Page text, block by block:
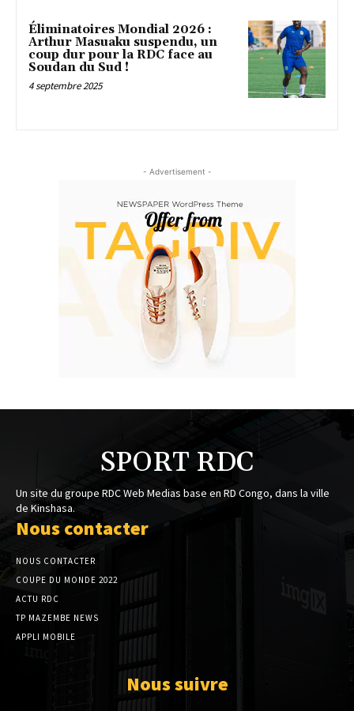
Éliminatoires Mondial 2026 :
Arthur Masuaku suspendu, un
coup dur pour la RDC face au
Soudan du Sud !
4 septembre 2025
- Advertisement -
SPORT RDC
Un site du groupe RDC Web Medias base en RD Congo, dans la ville
de Kinshasa.
Nous contacter
NOUS CONTACTER
COUPE DU MONDE 2022
ACTU RDC
TP MAZEMBE NEWS
APPLI MOBILE
Nous suivre